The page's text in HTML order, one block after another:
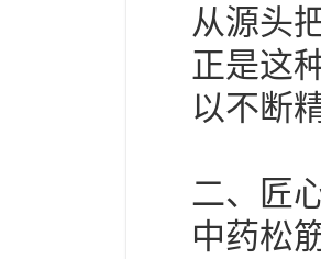
从源头
正是这
以不断
二、匠
中药松